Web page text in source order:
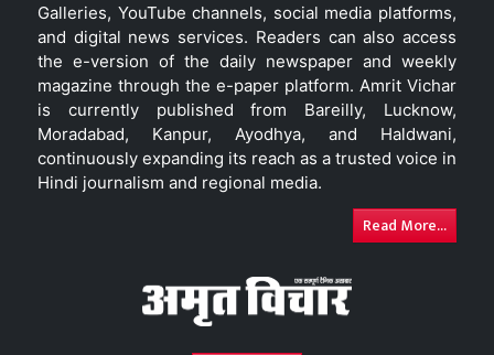
Galleries, YouTube channels, social media platforms,
and digital news services. Readers can also access
the e-version of the daily newspaper and weekly
magazine through the e-paper platform. Amrit Vichar
is currently published from Bareilly, Lucknow,
Moradabad, Kanpur, Ayodhya, and Haldwani,
continuously expanding its reach as a trusted voice in
Hindi journalism and regional media.
Read More...